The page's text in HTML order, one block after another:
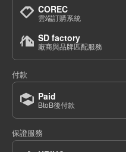
COREC
雲端訂購系統
SD factory
廠商與品牌匹配服務
付款
Paid
BtoB後付款
保證服務